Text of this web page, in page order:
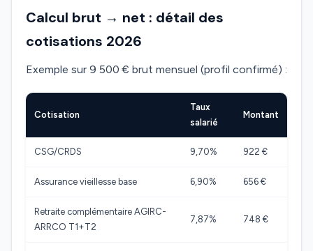
Calcul brut → net : détail des
cotisations 2026
Exemple sur 9 500 € brut mensuel (profil confirmé) :
Cotisation
Taux
salarié
Montant
CSG/CRDS 9,70% 922 €
Assurance vieillesse base 6,90% 656 €
Retraite complémentaire AGIRC-
ARRCO T1+T2
7,87% 748 €